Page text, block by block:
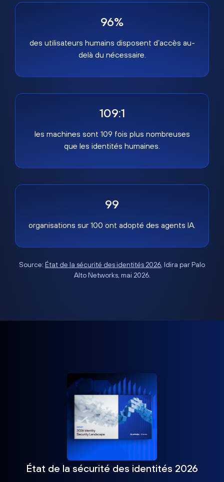
96%
des utilisateurs humains disposent d’accès au-
delà du nécessaire.
109:1
les machines sont 109 fois plus nombreuses
que les identités humaines.
99
organisations sur 100 ont adopté des agents IA.
Source: État de la sécurité des identités 2026, Idira par Palo
Alto Networks, mai 2026.
État de la sécurité des identités 2026